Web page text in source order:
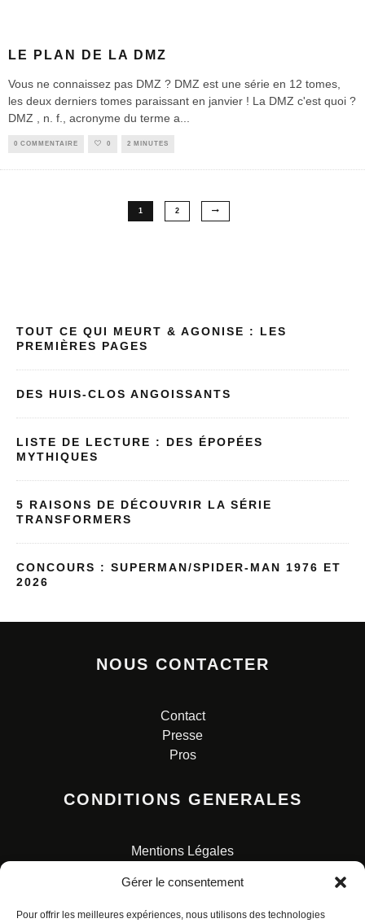
Gérer le consentement
Pour offrir les meilleures expériences, nous utilisons des technologies
LE PLAN DE LA DMZ
Vous ne connaissez pas DMZ ? DMZ est une série en 12 tomes,
les deux derniers tomes paraissant en janvier ! La DMZ c'est quoi ?
DMZ , n. f., acronyme du terme a...
0 COMMENTAIRE 0 2 MINUTES
1 2
TOUT CE QUI MEURT & AGONISE : LES
PREMIÈRES PAGES
DES HUIS-CLOS ANGOISSANTS
LISTE DE LECTURE : DES ÉPOPÉES
MYTHIQUES
5 RAISONS DE DÉCOUVRIR LA SÉRIE
TRANSFORMERS
CONCOURS : SUPERMAN/SPIDER-MAN 1976 ET
2026
NOUS CONTACTER
Contact
Presse
Pros
CONDITIONS GENERALES
Mentions Légales
Charte pour la protection des données personnelles